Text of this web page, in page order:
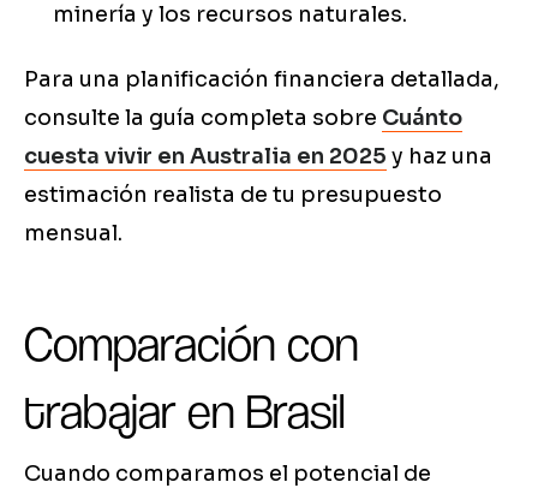
minería y los recursos naturales.
Para una planificación financiera detallada,
consulte la guía completa sobre Cuánto
cuesta vivir en Australia en 2025 y haz una
estimación realista de tu presupuesto
mensual.
Comparación con
trabajar en Brasil
Cuando comparamos el potencial de